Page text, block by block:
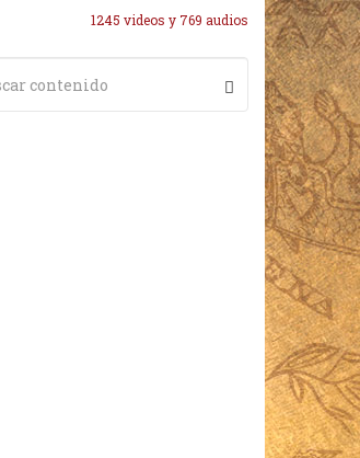
1245 videos y 769 audios